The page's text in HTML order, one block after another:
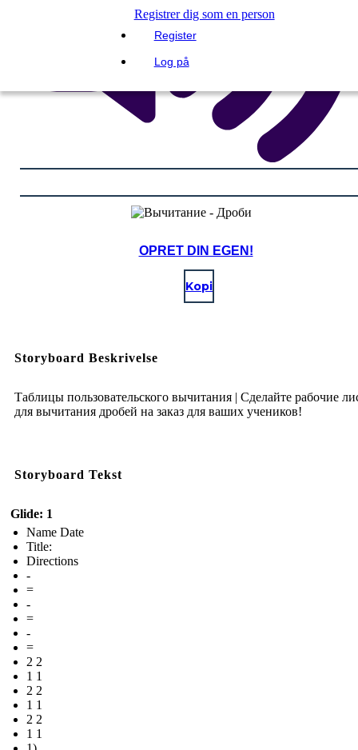
Registrer dig som en person
Register
Log på
OPRET DIN EGEN!
Kopi
Storyboard Beskrivelse
Таблицы пользовательского вычитания | Сделайте рабочие
для вычитания дробей на заказ для ваших учеников!
Storyboard Tekst
Glide: 1
Name Date
Title:
Directions
-
=
-
=
-
=
2 2
1 1
2 2
1 1
2 2
1 1